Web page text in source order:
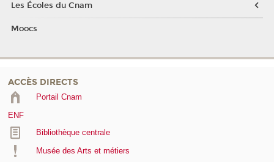
Les Écoles du Cnam
Moocs
ACCÈS DIRECTS
Portail Cnam
ENF
Bibliothèque centrale
Musée des Arts et métiers